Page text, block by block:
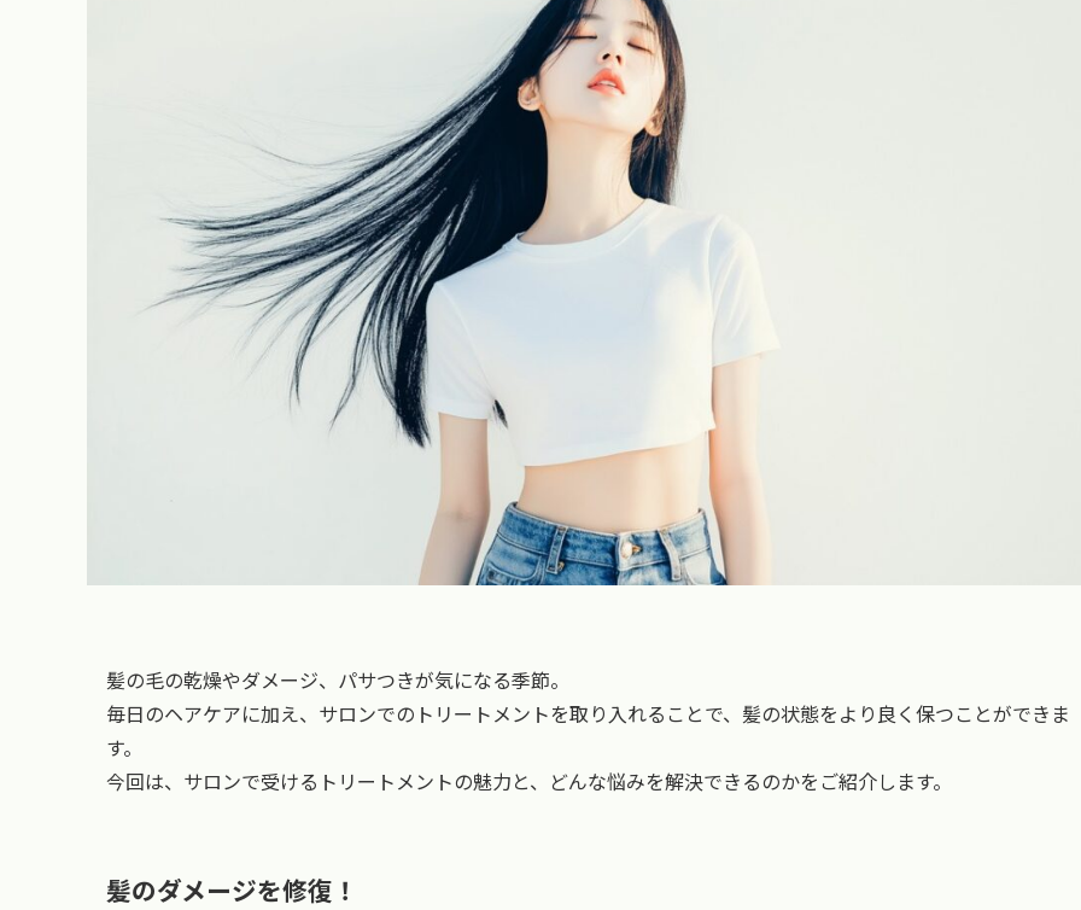
髪の毛の乾燥やダメージ、パサつきが気になる季節。
毎日のヘアケアに加え、サロンでのトリートメントを取り入れることで、髪の状態をより良く保つことができま
す。
今回は、サロンで受けるトリートメントの魅力と、どんな悩みを解決できるのかをご紹介します。
髪のダメージを修復！